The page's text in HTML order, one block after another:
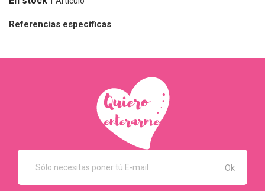
Referencias específicas